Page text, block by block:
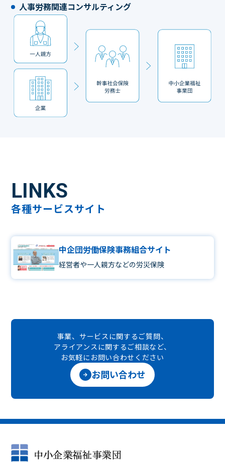
人事労務関連コンサルティング
LINKS
各種サービスサイト
中企団労働保険事務組合サイト
経営者や一人親方などの労災保険
事業、サービスに関するご質問、
アライアンスに関するご相談など、
お気軽にお問い合わせください
お問い合わせ